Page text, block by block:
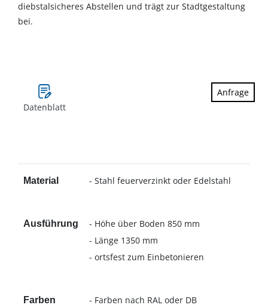
diebstalsicheres Abstellen und trägt zur Stadtgestaltung
bei.
Datenblatt
Anfrage
Material - Stahl feuerverzinkt oder Edelstahl
Ausführung
- Höhe über Boden 850 mm
- Länge 1350 mm
- ortsfest zum Einbetonieren
Farben - Farben nach RAL oder DB